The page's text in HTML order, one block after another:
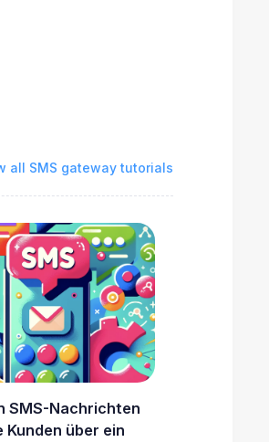
all SMS gateway tutorials
SMS-Nachrichten
Kunden über ein